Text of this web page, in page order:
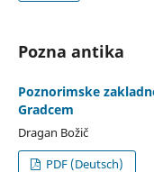
Pozna antika
Poznorimske
Gradcem
Dragan Božič
PDF (Deutsch)